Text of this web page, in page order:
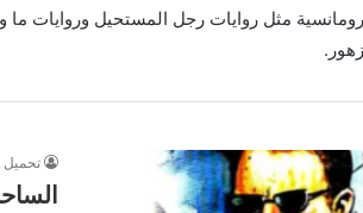
مثل روايات رجل المستحيل وروايات